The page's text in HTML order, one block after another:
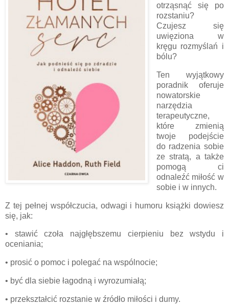
otrząsnąć się po
rozstaniu?
Czujesz się
uwięziona w
kręgu rozmyślań i
bólu?
Ten wyjątkowy
poradnik oferuje
nowatorskie
narzędzia
terapeutyczne,
które zmienią
twoje podejście
do radzenia sobie
ze stratą, a także
pomogą ci
odnaleźć miłość w
sobie i w innych.
Z tej pełnej współczucia, odwagi i humoru książki dowiesz
się, jak:
• stawić czoła najgłębszemu cierpieniu bez wstydu i
oceniania;
• prosić o pomoc i polegać na wspólnocie;
• być dla siebie łagodną i wyrozumiałą;
• przekształcić rozstanie w źródło miłości i dumy.